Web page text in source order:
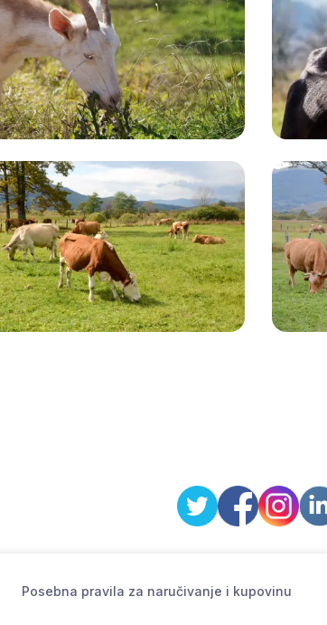
Posebna pravila za naručivanje i kupovinu